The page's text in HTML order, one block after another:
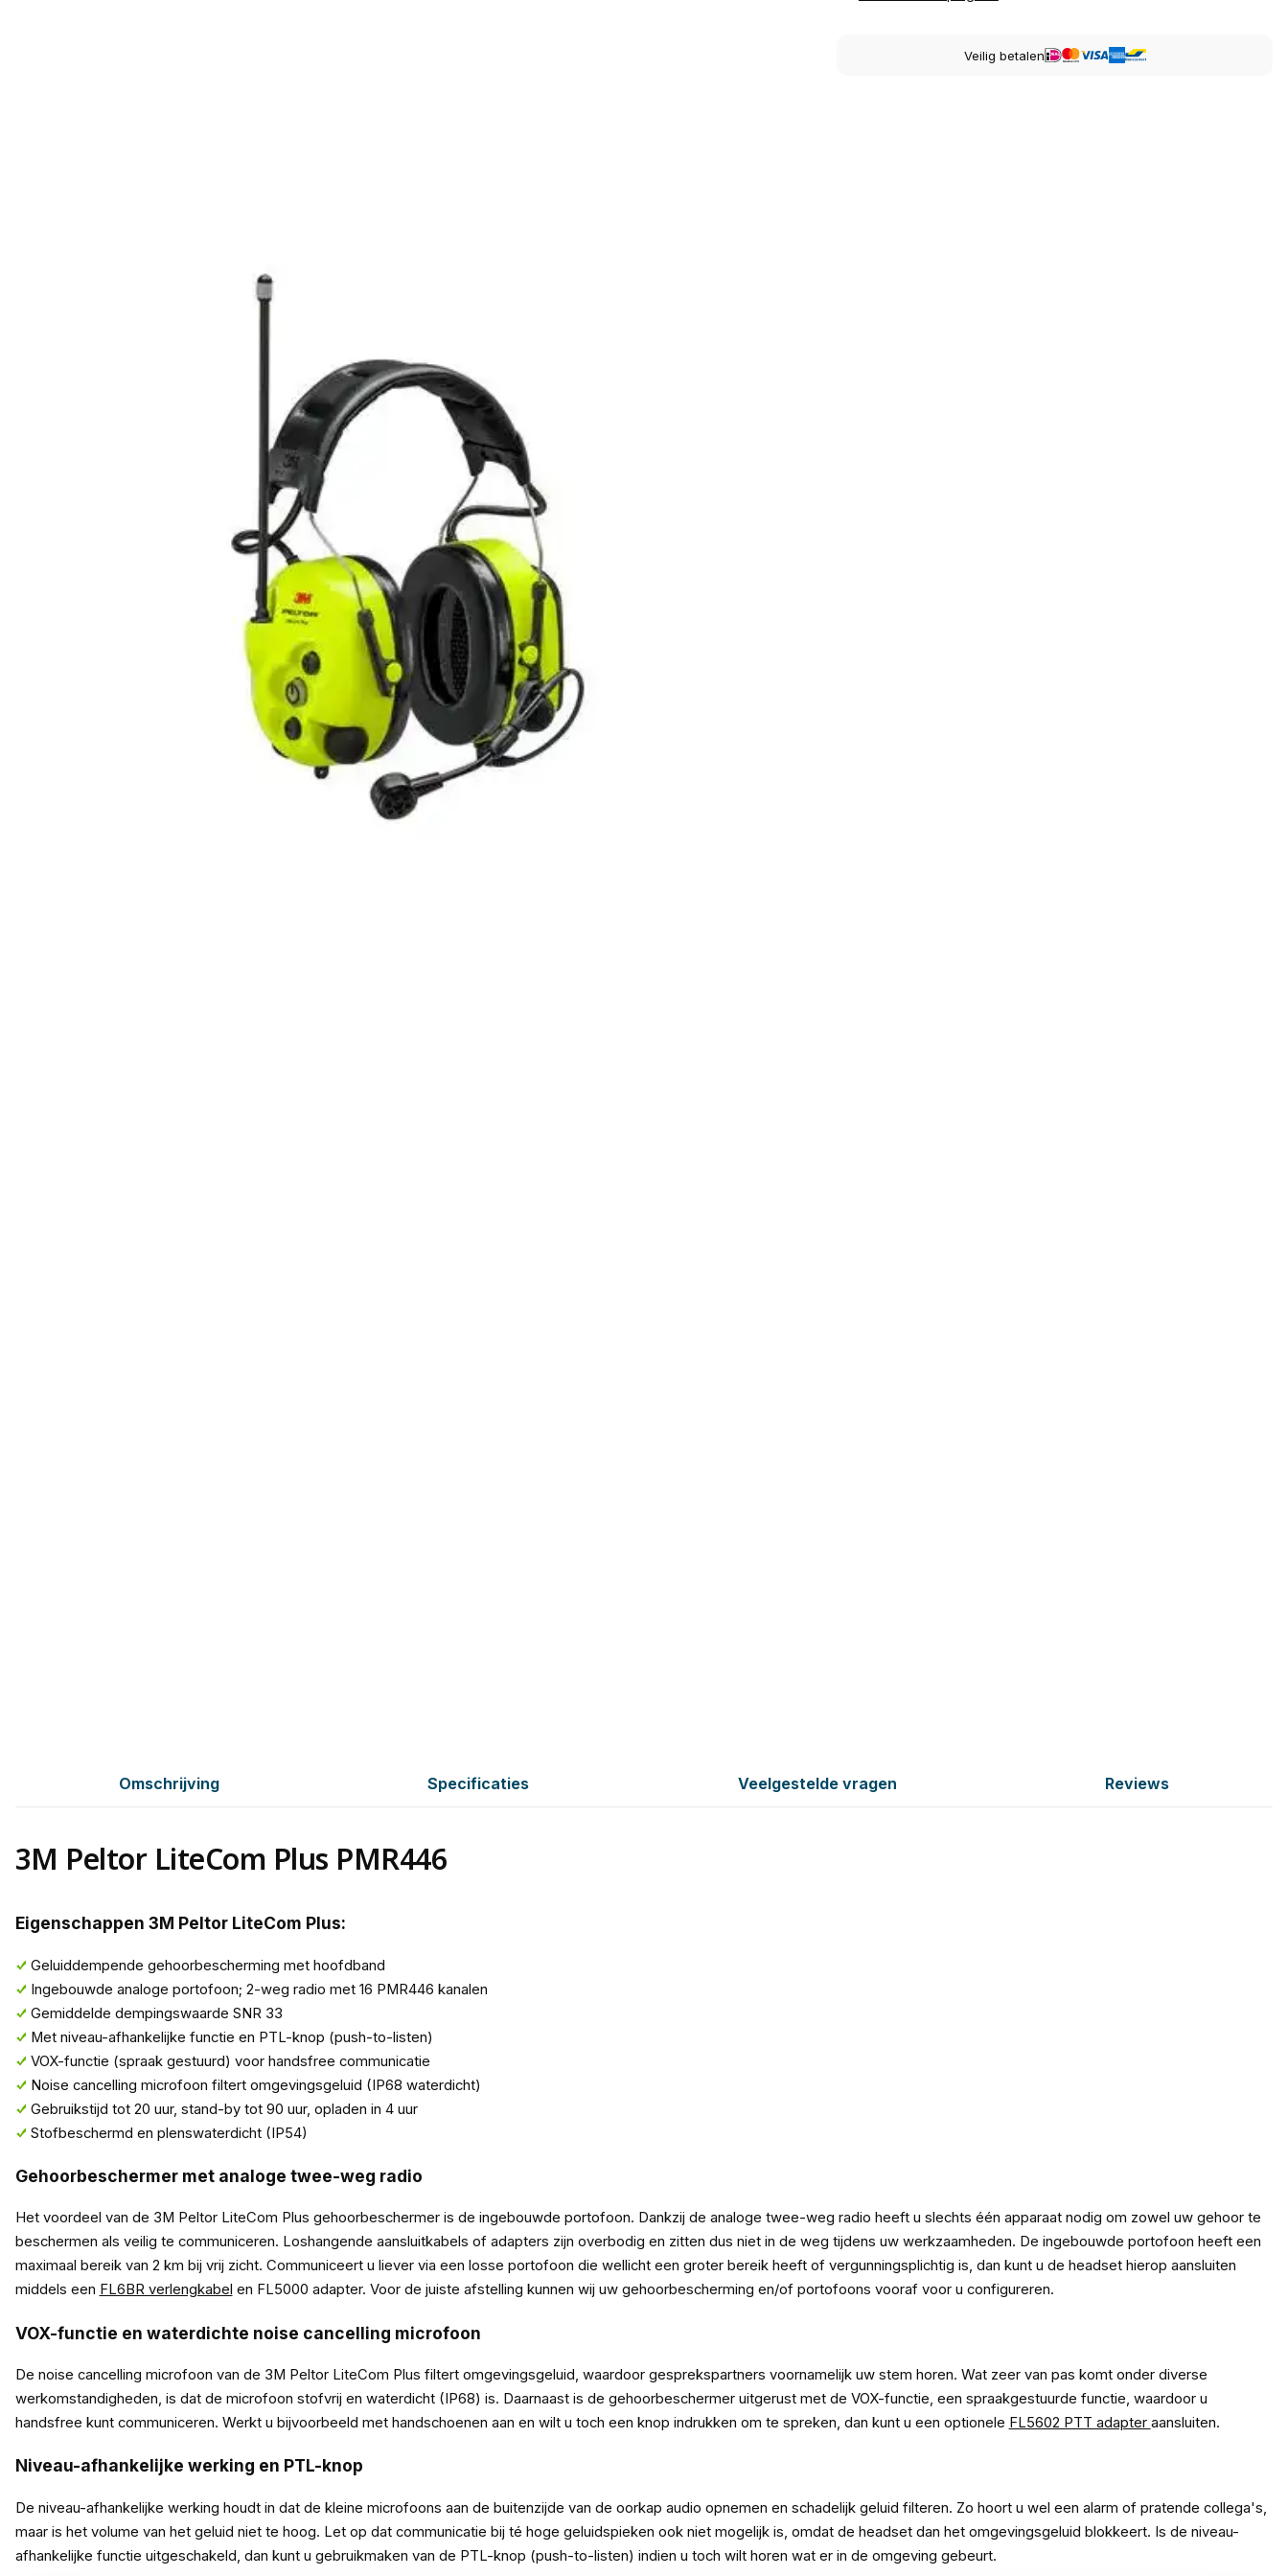
Veilig betalen
Omschrijving Specificaties Veelgestelde vragen Reviews
3M Peltor LiteCom Plus PMR446
Eigenschappen 3M Peltor LiteCom Plus:
Geluiddempende gehoorbescherming met hoofdband
Ingebouwde analoge portofoon; 2-weg radio met 16 PMR446 kanalen
Gemiddelde dempingswaarde SNR 33
Met niveau-afhankelijke functie en PTL-knop (push-to-listen)
VOX-functie (spraak gestuurd) voor handsfree communicatie
Noise cancelling microfoon filtert omgevingsgeluid (IP68 waterdicht)
Gebruikstijd tot 20 uur, stand-by tot 90 uur, opladen in 4 uur
Stofbeschermd en plenswaterdicht (IP54)
Gehoorbeschermer met analoge twee-weg radio
Het voordeel van de 3M Peltor LiteCom Plus gehoorbeschermer is de ingebouwde portofoon. Dankzij de analoge twee-weg radio heeft u slechts één apparaat nodig om zowel uw gehoor te
beschermen als veilig te communiceren. Loshangende aansluitkabels of adapters zijn overbodig en zitten dus niet in de weg tijdens uw werkzaamheden. De ingebouwde portofoon heeft een
maximaal bereik van 2 km bij vrij zicht. Communiceert u liever via een losse portofoon die wellicht een groter bereik heeft of vergunningsplichtig is, dan kunt u de headset hierop aansluiten
middels een FL6BR verlengkabel en FL5000 adapter. Voor de juiste afstelling kunnen wij uw gehoorbescherming en/of portofoons vooraf voor u configureren.
VOX-functie en waterdichte noise cancelling microfoon
De noise cancelling microfoon van de 3M Peltor LiteCom Plus filtert omgevingsgeluid, waardoor gesprekspartners voornamelijk uw stem horen. Wat zeer van pas komt onder diverse
werkomstandigheden, is dat de microfoon stofvrij en waterdicht (IP68) is. Daarnaast is de gehoorbeschermer uitgerust met de VOX-functie, een spraakgestuurde functie, waardoor u
handsfree kunt communiceren. Werkt u bijvoorbeeld met handschoenen aan en wilt u toch een knop indrukken om te spreken, dan kunt u een optionele FL5602 PTT adapter aansluiten.
Niveau-afhankelijke werking en PTL-knop
De niveau-afhankelijke werking houdt in dat de kleine microfoons aan de buitenzijde van de oorkap audio opnemen en schadelijk geluid filteren. Zo hoort u wel een alarm of pratende collega's,
maar is het volume van het geluid niet te hoog. Let op dat communicatie bij té hoge geluidspieken ook niet mogelijk is, omdat de headset dan het omgevingsgeluid blokkeert. Is de niveau-
afhankelijke functie uitgeschakeld, dan kunt u gebruikmaken van de PTL-knop (push-to-listen) indien u toch wilt horen wat er in de omgeving gebeurt.